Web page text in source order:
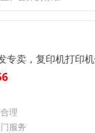
专卖，复印机打印
理
服务